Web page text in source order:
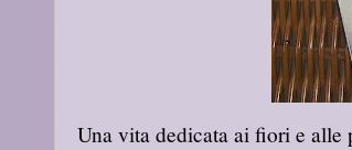
Una vita dedicata ai fiori e alle